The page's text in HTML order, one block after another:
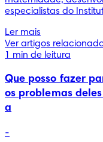
especialistas do
Ler mais
Ver artigos
1 min de leitura
Que posso fazer
os problemas
a
-